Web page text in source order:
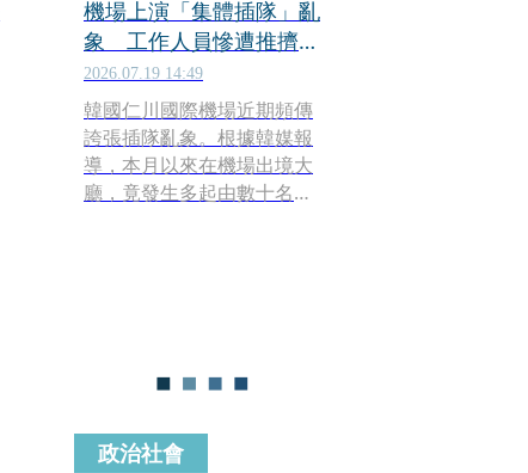
機場上演「集體插隊」亂
象 工作人員慘遭推擠受
傷
2026.07.19 14:49
韓國仁川國際機場近期頻傳
誇張插隊亂象。根據韓媒報
導，本月以來在機場出境大
廳，竟發生多起由數十名中
政治社會